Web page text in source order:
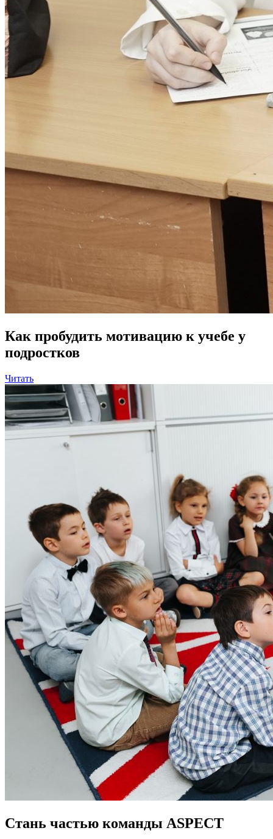
Как пробудить мотивацию к учебе у
подростков
Читать
Стань частью команды ASPECT